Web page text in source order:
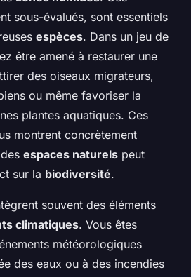
sous-évalués, sont essentiels
espèces. Dans un jeu de
être amené à restaurer une
des oiseaux migrateurs,
ou même favoriser la
plantes aquatiques. Ces
montrent concrètement
espaces naturels peut
sur la biodiversité.
souvent des éléments
climatiques. Vous êtes
météorologiques
des eaux ou à des incendies